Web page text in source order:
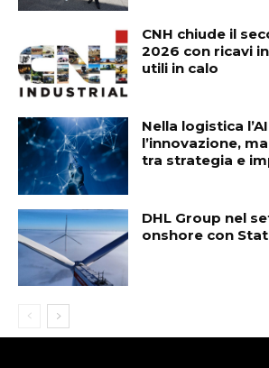
CNH chiude il
2026 con ricavi
utili in calo
Nella logistica
l’innovazione,
tra strategia e
DHL Group nel
onshore con